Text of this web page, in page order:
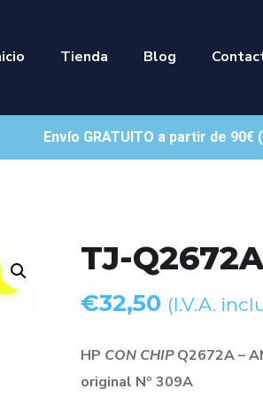
Tienda Blog
Envío GRATUITO a partir de 90€
TJ-
€32,50 (I.V.A.
HP CON CHIPQ2672A –
original Nº 309A